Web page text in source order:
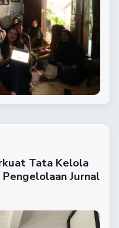
Tata Kelola
Jurnal